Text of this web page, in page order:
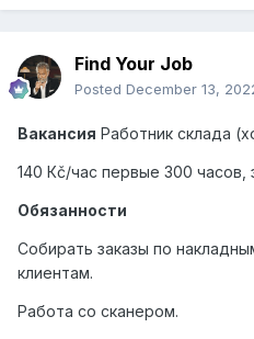
Find Your Job
Posted December 13,
Вакансия Работник склада
140 Кč/час первые 300 часов,
Обязанности
Собирать заказы по
клиентам.
Работа со сканером.